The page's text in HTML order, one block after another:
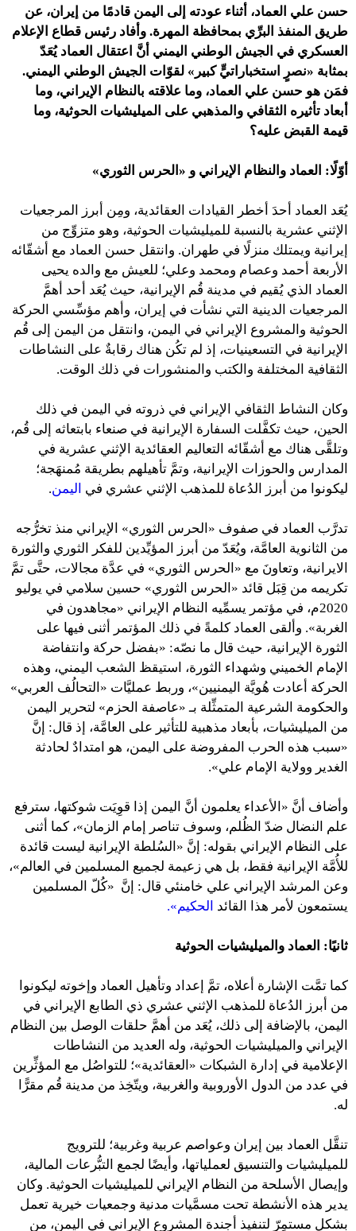
حسن علي العماد، أثناء عودته إلى اليمن قادمًا من إيران، عن
طريق المنفذ البرِّي بمحافظة المهرة. وأفاد رئيس قطاع الإعلام
العسكري في الجيش الوطني اليمني أنَّ اعتقال العماد يُعَدّ
بمثابة «نصرٍ استخباراتيٍّ كبير» لقوّات الجيش الوطني اليمني.
فمَن هو حسن علي العماد، وما علاقته بالنظام الإيراني، وما
أبعاد تأثيره الثقافي والمذهبي على الميليشيات الحوثية، وما
قيمة القبض عليه؟
أوّلًا: العماد والنظام الإيراني و « الحرس الثوري»
يُعَد العماد أحدَ أخطر القيادات العقائدية، ومِن أبرز المرجعيات
الإثني عشرية بالنسبة للميليشيات الحوثية، وهو متزوِّج من
إيرانية ويمتلك منزلًا في طهران. وانتقل حسن العماد مع أشقّائه
الأربعة أحمد وعصام ومحمد وعلي؛ للعيش مع والده يحيى
العماد الذي يُقيم في مدينة قُم الإيرانية، حيث يُعَد أحد أهمَّ
المرجعيات الدينية التي نشأت في إيران، وأهم مؤسِّسي الحركة
الحوثية والمشروع الإيراني في اليمن، وانتقل من اليمن إلى قُم
الإيرانية في التسعينيات، إذ لم تكُن هناك رقابةٌ على النشاطات
الثقافية المختلفة والكتب والمنشورات في ذلك الوقت.
وكان النشاط الثقافي الإيراني في ذروته في اليمن في ذلك
الحين، حيث تكفَّلت السفارة الإيرانية في صنعاء بابتعاثه إلى قُم،
وتلقَّى هناك مع أشقّائه التعاليم العقائدية الإثني عشرية في
المدارس والحوزات الإيرانية، وتمَّ تأهيلهم بطريقة مُمنهَجة؛
ليكونوا من أبرز الدُعاة للمذهب الإثني عشري في اليمن.
تدرَّب العماد في صفوف «الحرس الثوري» الإيراني منذ تخرُّجه
من الثانوية العامَّة، ويُعَدّ من أبرز المؤيِّدين للفكر الثوري والثورة
الايرانية، وتعاونَ مع «الحرس الثوري» في عدَّة مجالات، حتَّى تمَّ
تكريمه من قِبَل قائد «الحرس الثوري» حسين سلامي في يوليو
2020م، في مؤتمر يسمِّيه النظام الإيراني «مجاهدون في
الغربة». وألقى العماد كلمةً في ذلك المؤتمر أثنى فيها على
الثورة الإيرانية، حيث قال ما نصّه: «بفضل حركة وانتفاضة
الإمام الخميني وشهداء الثورة، استيقظ الشعب اليمني، وهذه
الحركة أعادت هُويَّة اليمنيين»، وربط عمليَّات «التحالُف العربي»
والحكومة الشرعية المتمثِّلة بـ «عاصفة الحزم» لتحرير اليمن
من الميليشيات، بأبعاد مذهبية للتأثير على العامَّة، إذ قال: إنَّ
«سبب هذه الحرب المفروضة على اليمن، هو امتدادٌ لحادثة
الغدير وولاية الإمام علي».
وأضاف أنَّ «الأعداء يعلمون أنَّ اليمن إذا قوِيَت شوكتها، سترفع
علم النضال ضدّ الظُلم، وسوف تناصر إمام الزمان»، كما أثنى
على النظام الإيراني بقوله: إنَّ «السُلطة الإيرانية ليست قائدة
للأُمَّة الإيرانية فقط، بل هي زعيمة لجميع المسلمين في العالم»،
وعن المرشد الإيراني علي خامنئي قال: إنَّ «كُلّ المسلمين
يستمعون لأمر هذا القائد الحكيم».
ثانيًا: العماد والميليشيات الحوثية
كما تمَّت الإشارة أعلاه، تمَّ إعداد وتأهيل العماد وإخوته ليكونوا
من أبرز الدُعاة للمذهب الإثني عشري ذي الطابع الإيراني في
اليمن، بالإضافة إلى ذلك، يُعَد من أهمَّ حلقات الوصل بين النظام
الإيراني والميليشيات الحوثية، وله العديد من النشاطات
الإعلامية في إدارة الشبكات «العقائدية»؛ للتواصُل مع المؤثِّرين
في عدد من الدول الأوروبية والغربية، ويتّخِذ من مدينة قُم مقرًّا
له.
تنقَّل العماد بين إيران وعواصم عربية وغربية؛ للترويج
للميليشيات والتنسيق لعملياتها، وأيضًا لجمع التبُّرعات المالية،
وإيصال الأسلحة من النظام الإيراني للميليشيات الحوثية. وكان
يدير هذه الأنشطة تحت مسمَّيات مدنية وجمعيات خيرية تعمل
بشكل مستمِرّ لتنفيذ أجندة المشروع الإيراني في اليمن، من